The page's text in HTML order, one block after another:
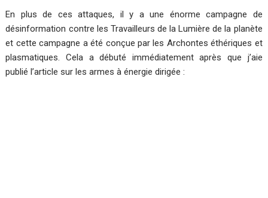
En plus de ces attaques, il y a une énorme campagne de
désinformation contre les Travailleurs de la Lumière de la planète
et cette campagne a été conçue par les Archontes éthériques et
plasmatiques. Cela a débuté immédiatement après que j’aie
publié l’article sur les armes à énergie dirigée :